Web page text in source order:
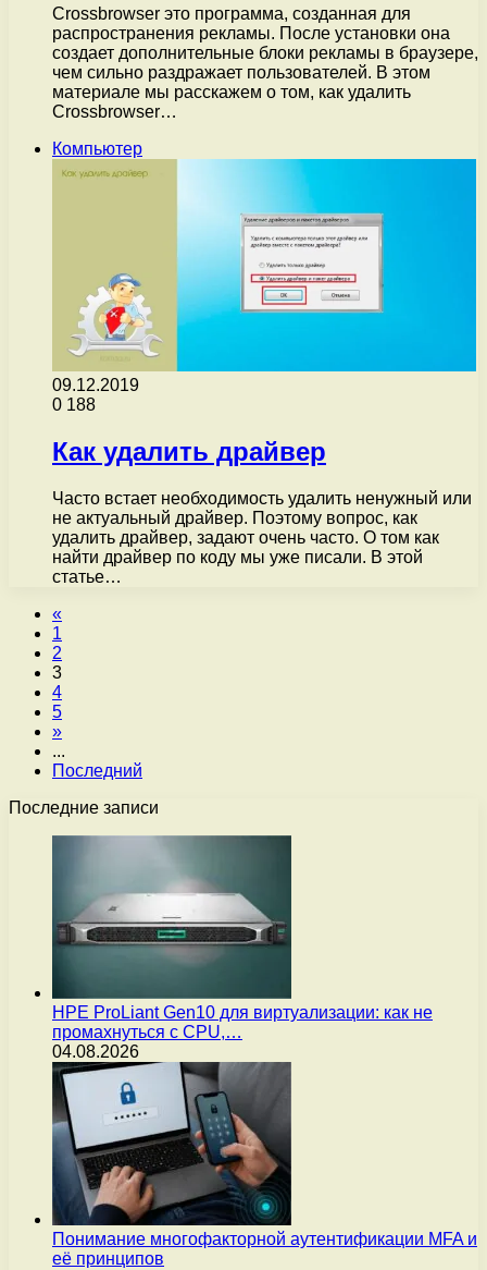
Crossbrowser это программа, созданная для
распространения рекламы. После установки она
создает дополнительные блоки рекламы в браузере,
чем сильно раздражает пользователей. В этом
материале мы расскажем о том, как удалить
Crossbrowser…
Компьютер
09.12.2019
0 188
Как удалить драйвер
Часто встает необходимость удалить ненужный или
не актуальный драйвер. Поэтому вопрос, как
удалить драйвер, задают очень часто. О том как
найти драйвер по коду мы уже писали. В этой
статье…
«
1
2
3
4
5
»
...
Последний
Последние записи
HPE ProLiant Gen10 для виртуализации: как не
промахнуться с CPU,…
04.08.2026
Понимание многофакторной аутентификации MFA и
её принципов